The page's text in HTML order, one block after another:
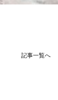
記事一覧へ